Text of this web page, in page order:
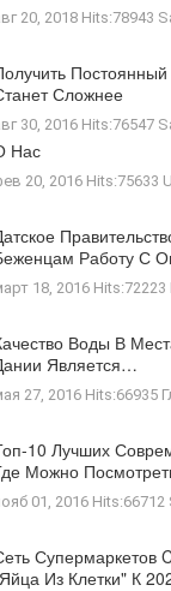
20, 2018 Hits:78943
Сложнее
30, 2016 Hits:76547
Нас
20, 2016 Hits:75633
Работу С
18, 2016 Hits:72223
Воды В
Является…
27, 2016 Hits:66935
10 Лучших
Можно
01, 2016 Hits:66712
Супермаркетов
Из Клетки" К